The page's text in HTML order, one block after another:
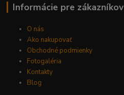
Informácie pre zákazníkov
O nás
Ako nakupovať
Obchodné podmienky
Fotogaléria
Kontakty
Blog